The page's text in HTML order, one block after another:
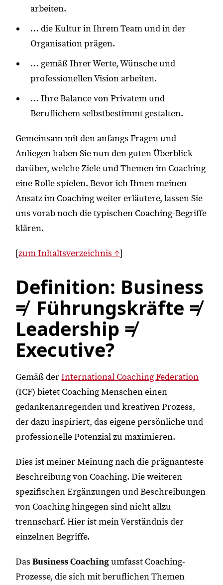
arbeiten.
… die Kultur in Ihrem Team und in der
Organisation prägen.
… gemäß Ihrer Werte, Wünsche und
professionellen Vision arbeiten.
… Ihre Balance von Privatem und
Beruflichem selbstbestimmt gestalten.
Gemeinsam mit den anfangs Fragen und
Anliegen haben Sie nun den guten Überblick
darüber, welche Ziele und Themen im Coaching
eine Rolle spielen. Bevor ich Ihnen meinen
Ansatz im Coaching weiter erläutere, lassen Sie
uns vorab noch die typischen Coaching-Begriffe
klären.
[zum Inhaltsverzeichnis ↑]
Definition: Business
≠ Führungskräfte ≠
Leadership ≠
Executive?
Gemäß derInternational Coaching Federation
(ICF) bietet Coaching Menschen einen
gedankenanregenden und kreativen Prozess,
der dazu inspiriert, das eigene persönliche und
professionelle Potenzial zu maximieren.
Dies ist meiner Meinung nach die prägnanteste
Beschreibung von Coaching. Die weiteren
spezifischen Ergänzungen und Beschreibungen
von Coaching hingegen sind nicht allzu
trennscharf. Hier ist mein Verständnis der
einzelnen Begriffe.
DasBusiness Coachingumfasst Coaching-
Prozesse, die sich mit beruflichen Themen